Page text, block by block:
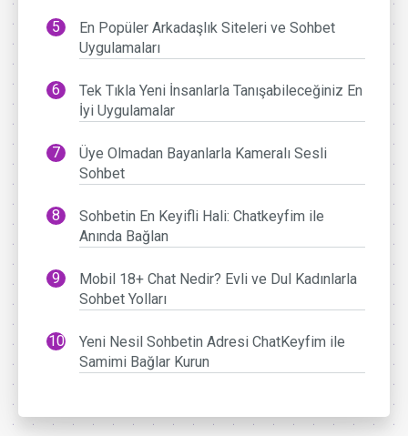
En Popüler Arkadaşlık Siteleri ve Sohbet
Uygulamaları
Tek Tıkla Yeni İnsanlarla Tanışabileceğiniz En
İyi Uygulamalar
Üye Olmadan Bayanlarla Kameralı Sesli
Sohbet
Sohbetin En Keyifli Hali: Chatkeyfim ile
Anında Bağlan
Mobil 18+ Chat Nedir? Evli ve Dul Kadınlarla
Sohbet Yolları
Yeni Nesil Sohbetin Adresi ChatKeyfim ile
Samimi Bağlar Kurun